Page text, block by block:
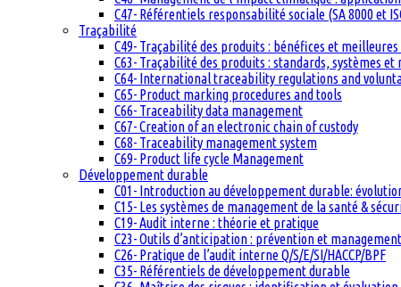
C47- Référentiels responsabilité sociale (SA 8000 et
Traçabilité
C49- Traçabilité des produits : bénéfices et
C63- Traçabilité des produits : standards, systèmes et
C64- International traceability regulations and
C65- Product marking procedures and tools
C66- Traceability data management
C67- Creation of an electronic chain of custody
C68- Traceability management system
C69- Product life cycle Management
Développement durable
C01- Introduction au développement durable:
C15- Les systèmes de management de la santé &
C19- Audit interne : théorie et pratique
C23- Outils d’anticipation : prévention et
C26- Pratique de l’audit interne Q/S/E/SI/HACCP/BPF
C35- Référentiels de développement durable